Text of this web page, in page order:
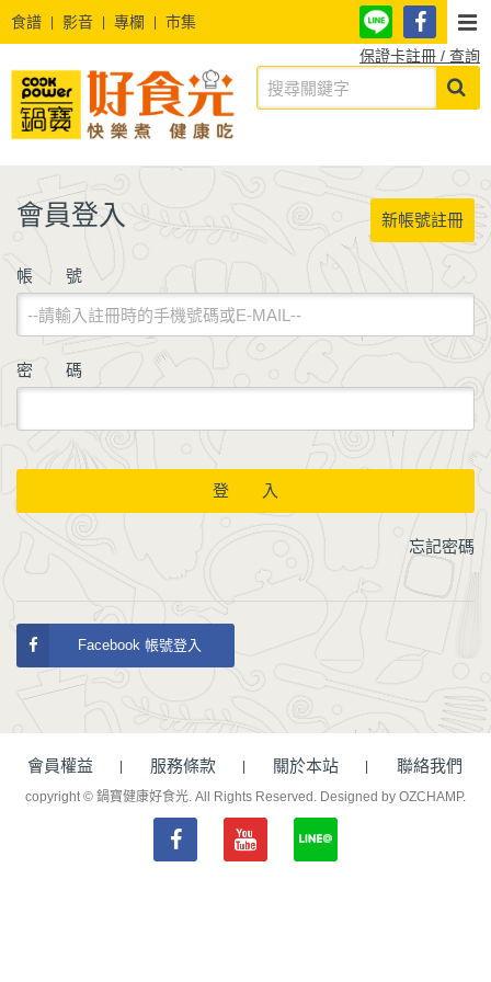
食譜 影音 專欄
市集
保證卡註冊 / 查詢
會員登入 新帳號註冊
帳 號
密 碼
登 入
忘記密碼
Facebook 帳號登入
會員權益 服務條款 關於本站 聯絡我們
copyright © 鍋寶健康好食光. All Rights Reserved. Designed by OZCHAMP.